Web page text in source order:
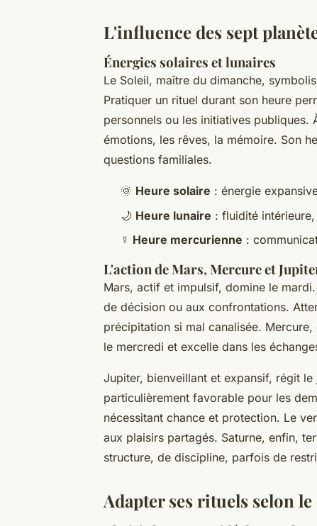
L'influence des sept
Énergies solaires et lunaires
Le Soleil, maître du dimanche,
Pratiquer un rituel durant son heure
personnels ou les initiatives publiques.
émotions, les rêves, la mémoire. Son
questions familiales.
🌞 Heure solaire : énergie
🌙 Heure lunaire : fluidité
☿ Heure mercurienne :
L'action de Mars, Mercure et
Mars, actif et impulsif, domine le
de décision ou aux confrontations.
précipitation si mal canalisée.
le mercredi et excelle dans les
Jupiter, bienveillant et expansif, régit
particulièrement favorable pour les
nécessitant chance et protection. Le
aux plaisirs partagés. Saturne, enfin,
structure, de discipline, parfois de
Adapter ses rituels selon